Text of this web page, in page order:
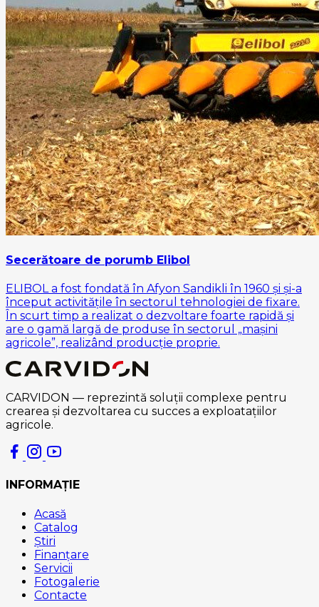
Secerătoare de porumb Elibol
ELIBOL a fost fondată în Afyon Sandikli în 1960 și și-a
început activitățile în sectorul tehnologiei de fixare.
În scurt timp a realizat o dezvoltare foarte rapidă și
are o gamă largă de produse în sectorul „mașini
agricole”, realizând producție proprie.
CARVIDON — reprezintă soluții complexe pentru
crearea și dezvoltarea cu succes a exploatațiilor
agricole.
INFORMAȚIE
Acasă
Catalog
Știri
Finanțare
Servicii
Fotogalerie
Contacte